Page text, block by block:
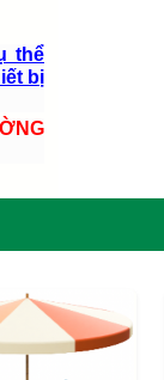
thể
bị